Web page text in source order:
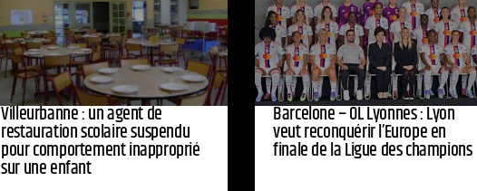
Villeurbanne : un agent de
restauration scolaire suspendu
pour comportement inapproprié
sur une enfant
Barcelone – OL Lyonnes : Lyon
veut reconquérir l’Europe en
finale de la Ligue des champions